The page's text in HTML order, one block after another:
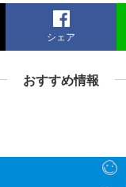
シェア
おすすめ情報